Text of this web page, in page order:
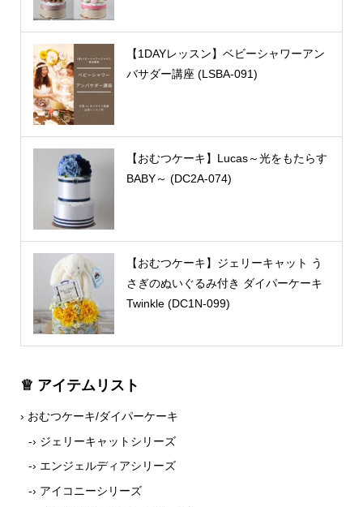
【1DAYレッスン】ベビーシャワーアン
バサダー講座 (LSBA-091)
【おむつケーキ】Lucas～光をもたらす
BABY～ (DC2A-074)
【おむつケーキ】ジェリーキャット う
さぎのぬいぐるみ付き ダイパーケーキ
Twinkle (DC1N-099)
♕ アイテムリスト
› おむつケーキ/ダイパーケーキ
-› ジェリーキャットシリーズ
-› エンジェルディアシリーズ
-› アイコニーシリーズ